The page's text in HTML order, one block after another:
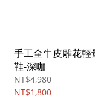
手工全牛皮雕花輕
鞋-深咖
NT$4,980
NT$1,800